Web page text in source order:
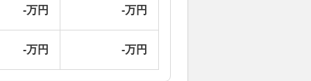
-万円 -万円
-万円 -万円